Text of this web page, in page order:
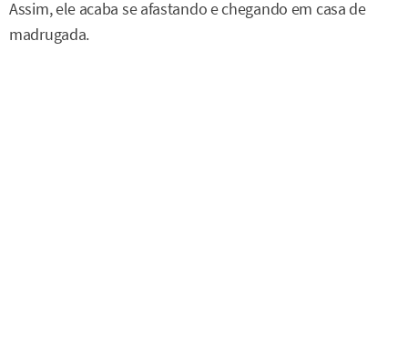
Assim, ele acaba se afastando e chegando em casa de
madrugada.